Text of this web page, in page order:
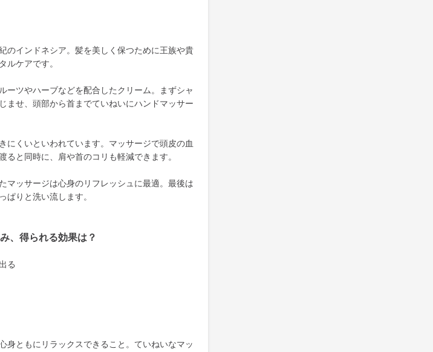
のインドネシア。髪を美しく保つために王族や貴
ルケアです。
ーツやハーブなどを配合したクリーム。まずシャ
ませ、頭部から首までていねいにハンドマッサー
にくいといわれています。マッサージで頭皮の血
ると同時に、肩や首のコリも軽減できます。
マッサージは心身のリフレッシュに最適。最後は
ぱりと洗い流します。
、得られる効果は？
る
身ともにリラックスできること。ていねいなマッ